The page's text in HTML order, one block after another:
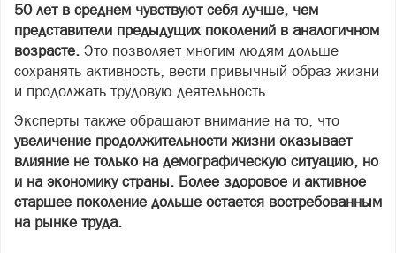
50 лет в среднем чувствуют себя лучше, чем
представители предыдущих поколений в аналогичном
возрасте. Это позволяет многим людям дольше
сохранять активность, вести привычный образ жизни
и продолжать трудовую деятельность.
Эксперты также обращают внимание на то, что
увеличение продолжительности жизни оказывает
влияние не только на демографическую ситуацию, но
и на экономику страны. Более здоровое и активное
старшее поколение дольше остается востребованным
на рынке труда.